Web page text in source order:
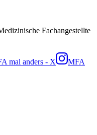
Fachangestellte
mal anders - X
MFA